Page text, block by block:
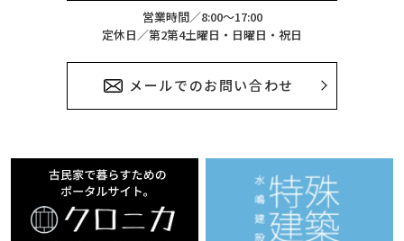
営業時間／8:00～17:00
定休日／第2第4土曜日・日曜日・祝日
メールでのお問い合わせ